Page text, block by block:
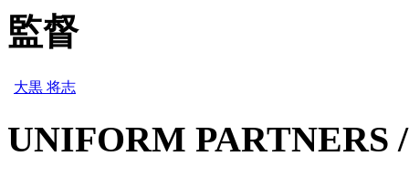
監督
大黒 将志
UNIFORM PARTNERS